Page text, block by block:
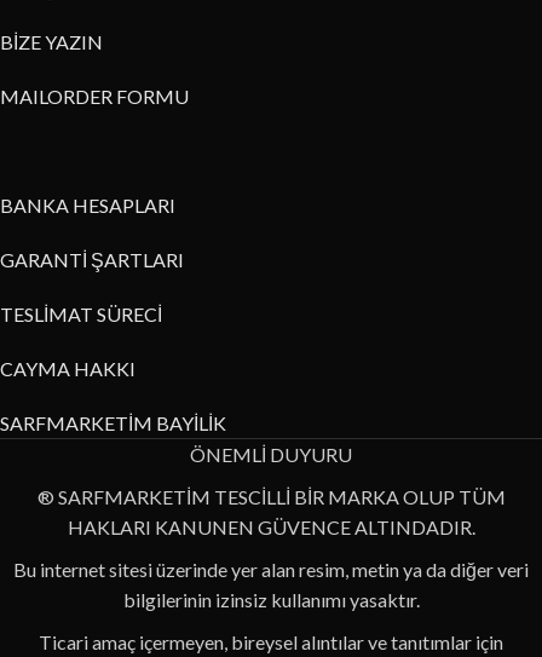
BİZE YAZIN
MAILORDER FORMU
BANKA HESAPLARI
GARANTİ ŞARTLARI
TESLİMAT SÜRECİ
CAYMA HAKKI
SARFMARKETİM BAYİLİK
ÖNEMLİ DUYURU
® SARFMARKETİM TESCİLLİ BİR MARKA OLUP TÜM
HAKLARI KANUNEN GÜVENCE ALTINDADIR.
Bu internet sitesi üzerinde yer alan resim, metin ya da diğer veri
bilgilerinin izinsiz kullanımı yasaktır.
Ticari amaç içermeyen, bireysel alıntılar ve tanıtımlar için